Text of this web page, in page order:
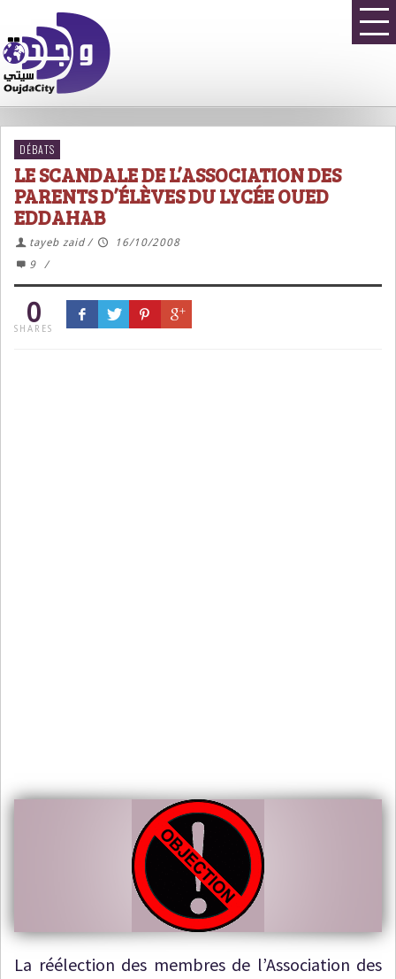
DÉBATS
LE SCANDALE DE L’ASSOCIATION DES
PARENTS D’ÉLÈVES DU LYCÉE OUED
EDDAHAB
tayeb zaid /
16/10/2008
9
/
0
SHARES
La réélection des membres de l’Association des